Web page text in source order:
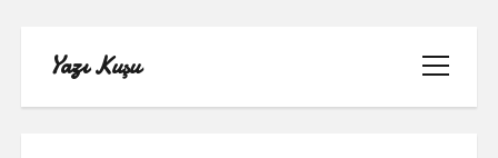
Yazı Kuşu
menüyü
aç